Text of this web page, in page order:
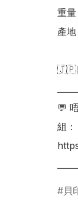
重
產
🇯🇵
💬
組：
貝